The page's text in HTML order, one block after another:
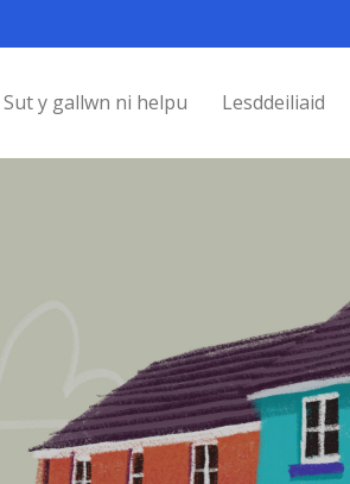
Sut y gallwn ni helpu Lesddeiliaid